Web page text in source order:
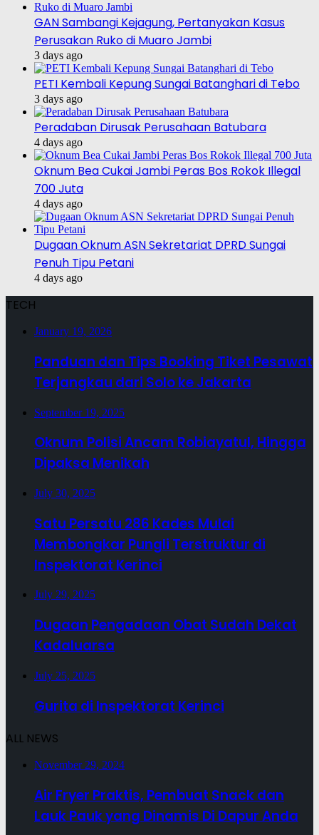
GAN Sambangi Kejagung, Pertanyakan Kasus
Perusakan Ruko di Muaro Jambi
3 days ago
PETI Kembali Kepung Sungai Batanghari di Tebo
3 days ago
Peradaban Dirusak Perusahaan Batubara
4 days ago
Oknum Bea Cukai Jambi Peras Bos Rokok Illegal
700 Juta
4 days ago
Dugaan Oknum ASN Sekretariat DPRD Sungai
Penuh Tipu Petani
4 days ago
TECH
January 19, 2026
Panduan dan Tips Booking Tiket Pesawat
Terjangkau dari Solo ke Jakarta
September 19, 2025
Oknum Polisi Ancam Robiayatul, Hingga
Dipaksa Menikah
July 30, 2025
Satu Persatu 286 Kades Mulai
Membongkar Pungli Terstruktur di
Inspektorat Kerinci
July 29, 2025
Dugaan Pengadaan Obat Sudah Dekat
Kadaluarsa
July 25, 2025
Gurita di Inspektorat Kerinci
ALL NEWS
November 29, 2024
Air Fryer Praktis, Pembuat Snack dan
Lauk Pauk yang Dinamis Di Dapur Anda